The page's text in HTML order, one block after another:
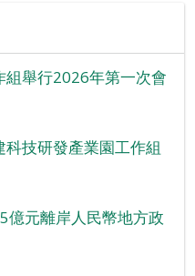
舉行2026年第一次會
技研發產業園工作組
億元離岸人民幣地方政